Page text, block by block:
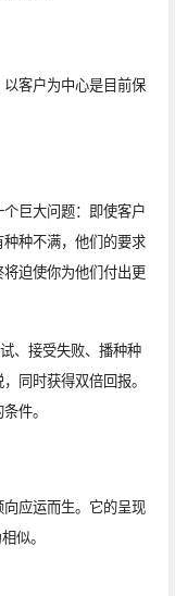
客户为中心是目前保
巨大问题：即使客户
种不满，他们的要求
迫使你为他们付出更
、接受失败、播种种
同时获得双倍回报。
件。
应运而生。它的呈现
似。